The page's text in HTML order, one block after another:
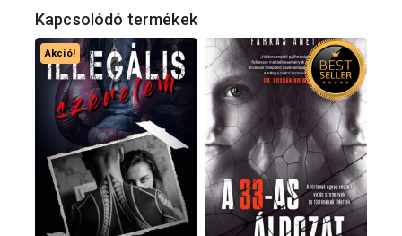
Kapcsolódó termékek
Akció!